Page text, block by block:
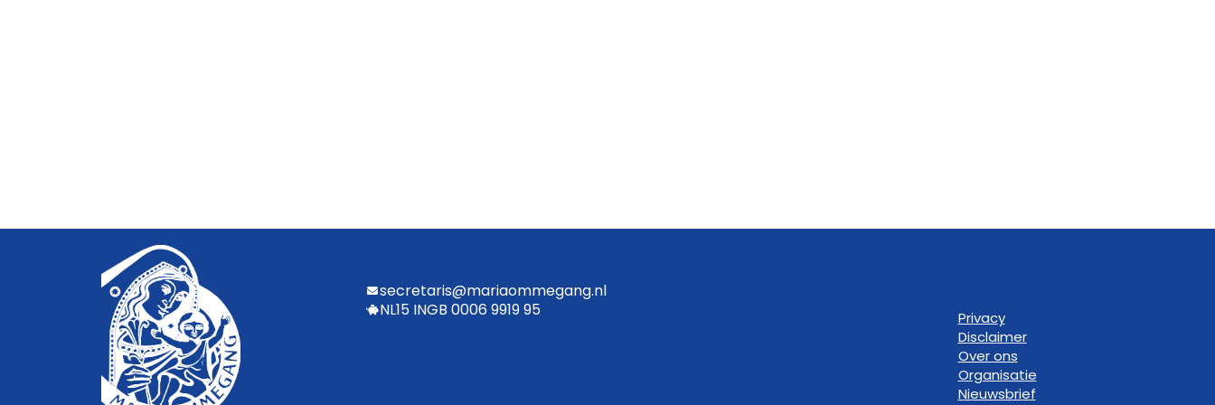
secretaris@mariaommegang.nl
NL15 INGB 0006 9919 95
Privacy
Disclaimer
Over ons
Organisatie
Nieuwsbrief